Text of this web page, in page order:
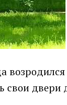
свои двери